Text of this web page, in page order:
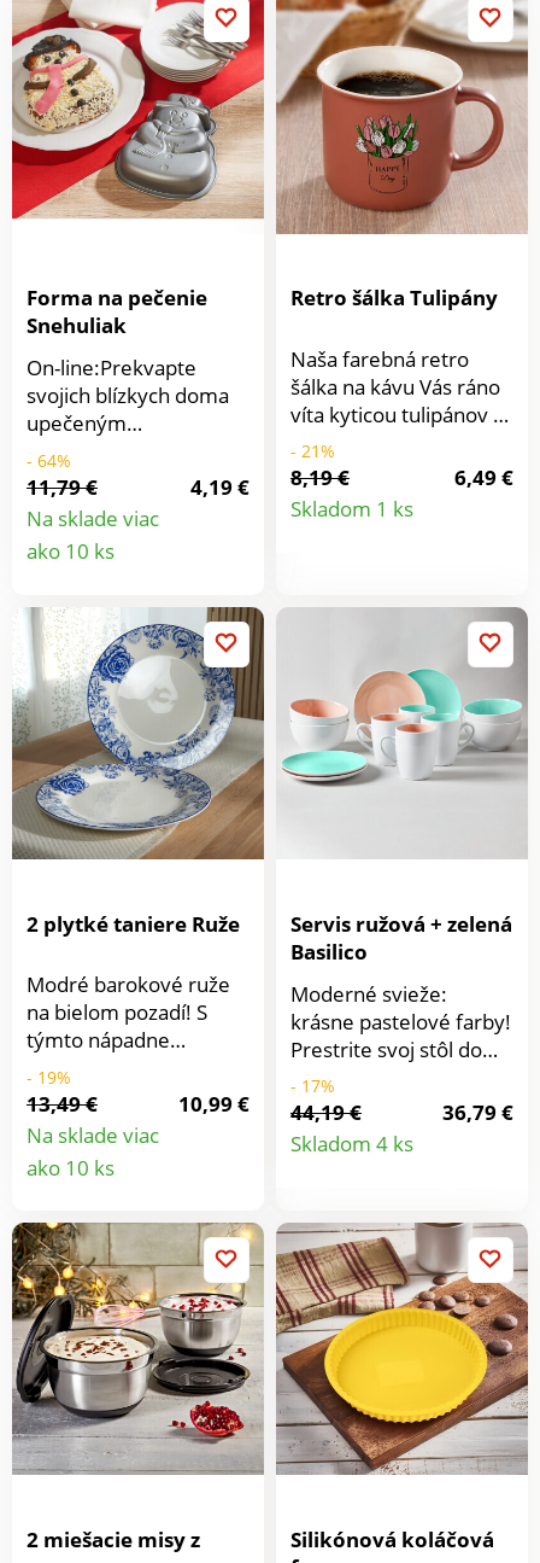
250 ml. Sklo
Forma na pečenie
Snehuliak
On-line:Prekvapte
svojich blízkych doma
upečeným
snehuliakom. S touto
formou je to
jednoduché. Najlepšie
objednať si hneď dve.
Silikón, ľahká údržba.
zbytočné.
- 64%
11,79 €
4,19 €
Na sklade viac
ako 10 ks
Retro šálka Tulipány
Naša farebná retro
šálka na kávu Vás ráno
víta kyticou tulipánov a
praje Vám Krásny deň.
- 21%
8,19 €
6,49 €
Skladom 1 ks
Detail
2 plytké taniere Ruže
Modré barokové ruže
na bielom pozadí! S
týmto nápadne
krásnym riadom z
porcelánu bude
stolovanie príjemným,
chutným zážitkom.
Porcelán, 26,7 cm.
potlač ruží. Na
slávnostné príležitosti i
všedné dni. Basilico.
- 19%
13,49 €
10,99 €
Na sklade viac
ako 10 ks
Servis ružová + zelená
Basilico
Moderné svieže:
krásne pastelové farby!
Prestrite svoj stôl do
jemných odtieňov
zelenej a ružovej!4
dezertné taniere + 4
misky na cereálie + 4
- 17%
44,19 €
36,79 €
Skladom 4 ks
Detail
2 miešacie misy z
Silikónová koláčová